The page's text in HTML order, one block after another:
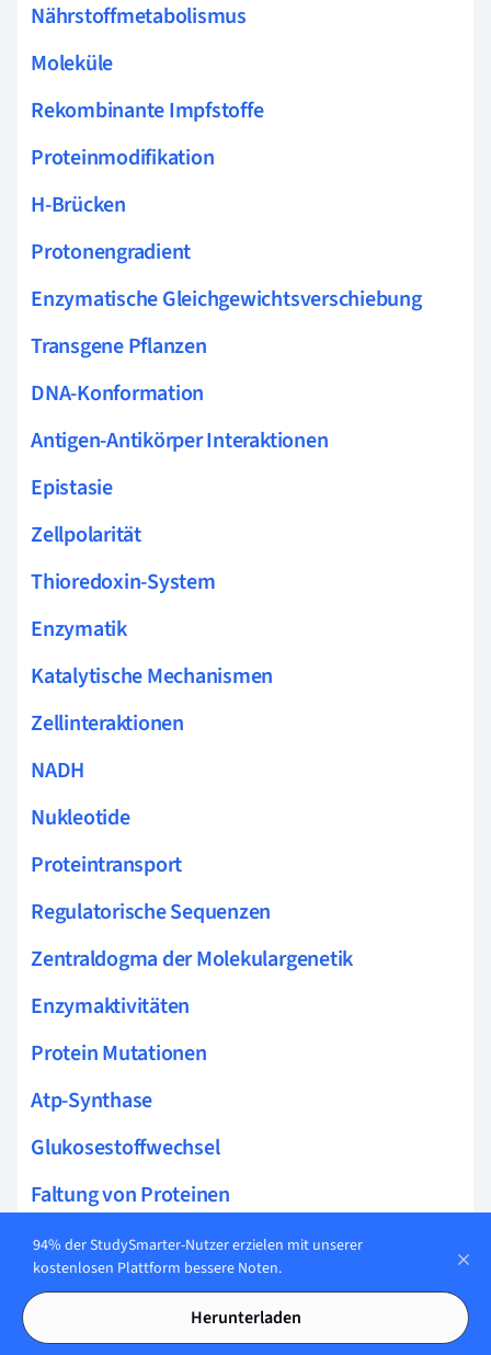
Nährstoffmetabolismus
Moleküle
Rekombinante Impfstoffe
Proteinmodifikation
H-Brücken
Protonengradient
Enzymatische Gleichgewichtsverschiebung
Transgene Pflanzen
DNA-Konformation
Antigen-Antikörper Interaktionen
Epistasie
Zellpolarität
Thioredoxin-System
Enzymatik
Katalytische Mechanismen
Zellinteraktionen
NADH
Nukleotide
Proteintransport
Regulatorische Sequenzen
Zentraldogma der Molekulargenetik
Enzymaktivitäten
Protein Mutationen
Atp-Synthase
Glukosestoffwechsel
Faltung von Proteinen
Genom Kartierung
Horizontaler Gentransfer
Tertiärstrukturen
94% der StudySmarter-Nutzer erzielen mit unserer
kostenlosen Plattform bessere Noten.
Herunterladen